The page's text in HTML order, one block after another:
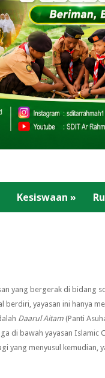
Kesiswaan »
yang bergerak di bidang
berdiri, yayasan ini hanya
Daarul Aitam (Panti
di bawah yayasan Islamic
yang menyusul kemudian,